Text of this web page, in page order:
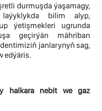
durmuşda ýaşamagy,
bilim alyp,
ýetişmekleri ugrunda
geçirýän mähriban
janlarynyň sag,
edýäris.
halkara nebit we gaz